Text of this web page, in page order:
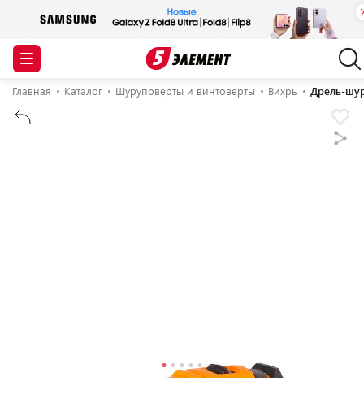
Главная Каталог Шуруповерты и винтоверты Вихрь Дрель-